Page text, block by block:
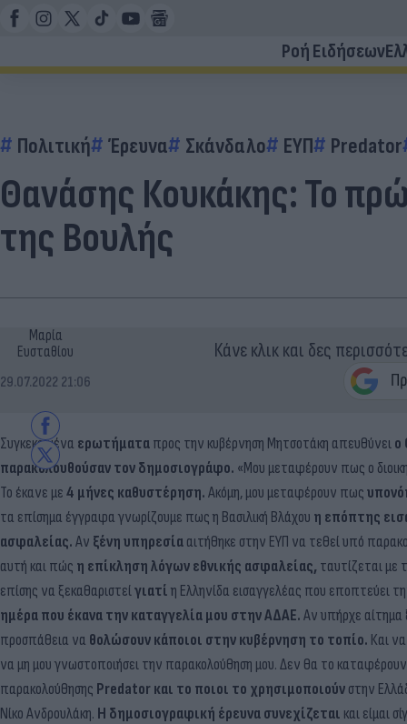
Ροή Ειδήσεων
Πολιτική Έρευνα Σκάνδαλο ΕΥΠ Predator
Θανάσης Κουκάκης: Το
της Βουλής
Μαρία
Ευσταθίου
29.07.2022 21:06
Κάνε κλικ και δες
Συγκεκριμένα ερωτήματαπρος την κυβέρνηση Μητσοτάκη απευθύνειο
παρακολουθούσαν τον δημοσιογράφο. «Μου μεταφέρουν πως ο
Το έκανε με4 μήνες καθυστέρηση.Ακόμη, μου μεταφέρουν πως
τα επίσημα έγγραφα γνωρίζουμε πως η Βασιλική Βλάχου η επόπτης
ασφαλείας.Αν ξένη υπηρεσίααιτήθηκε στην ΕΥΠ να τεθεί υπό
αυτή και πώς η επίκληση λόγων εθνικής ασφαλείας,ταυτίζεται με
επίσης να ξεκαθαριστείγιατίη Ελληνίδα εισαγγελέας που εποπτεύει
ημέρα που έκανα την καταγγελία μου στην ΑΔΑΕ.Αν υπήρχε αίτημα
προσπάθεια να θολώσουν κάποιοι στην κυβέρνηση το τοπίο. Και
να μη μου γνωστοποιήσει την παρακολούθηση μου. Δεν θα το
παρακολούθησης Predator και το ποιοι το χρησιμοποιούνστην
Νίκο Ανδρουλάκη. Η δημοσιογραφική έρευνα συνεχίζεται και είμαι